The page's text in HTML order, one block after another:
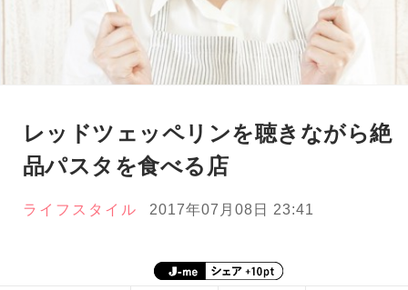
レッドツェッペリンを聴きながら絶
品パスタを食べる店
ライフスタイル 2017年07月08日 23:41